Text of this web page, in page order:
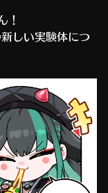
！
しい実験体につ